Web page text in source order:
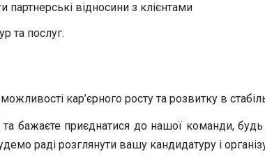
партнерські відносини з клієнтами
та послуг.
кар’єрного росту та розвитку в
бажаєте приєднатися до нашої команди,
раді розглянути вашу кандидатуру і